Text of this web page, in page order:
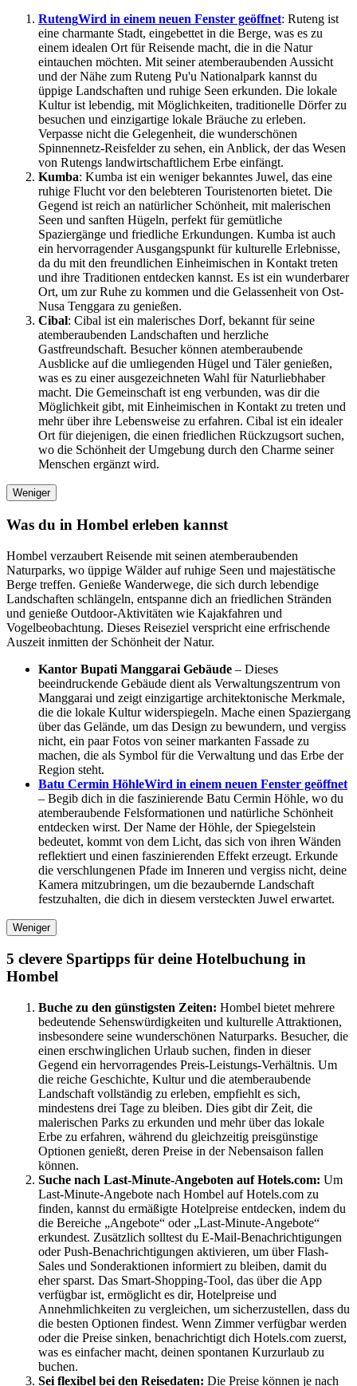
RutengWird in einem neuen Fenster geöffnet: Ruteng ist
eine charmante Stadt, eingebettet in die Berge, was es zu
einem idealen Ort für Reisende macht, die in die Natur
eintauchen möchten. Mit seiner atemberaubenden Aussicht
und der Nähe zum Ruteng Pu'u Nationalpark kannst du
üppige Landschaften und ruhige Seen erkunden. Die lokale
Kultur ist lebendig, mit Möglichkeiten, traditionelle Dörfer zu
besuchen und einzigartige lokale Bräuche zu erleben.
Verpasse nicht die Gelegenheit, die wunderschönen
Spinnennetz-Reisfelder zu sehen, ein Anblick, der das Wesen
von Rutengs landwirtschaftlichem Erbe einfängt.
Kumba: Kumba ist ein weniger bekanntes Juwel, das eine
ruhige Flucht vor den belebteren Touristenorten bietet. Die
Gegend ist reich an natürlicher Schönheit, mit malerischen
Seen und sanften Hügeln, perfekt für gemütliche
Spaziergänge und friedliche Erkundungen. Kumba ist auch
ein hervorragender Ausgangspunkt für kulturelle Erlebnisse,
da du mit den freundlichen Einheimischen in Kontakt treten
und ihre Traditionen entdecken kannst. Es ist ein wunderbarer
Ort, um zur Ruhe zu kommen und die Gelassenheit von Ost-
Nusa Tenggara zu genießen.
Cibal: Cibal ist ein malerisches Dorf, bekannt für seine
atemberaubenden Landschaften und herzliche
Gastfreundschaft. Besucher können atemberaubende
Ausblicke auf die umliegenden Hügel und Täler genießen,
was es zu einer ausgezeichneten Wahl für Naturliebhaber
macht. Die Gemeinschaft ist eng verbunden, was dir die
Möglichkeit gibt, mit Einheimischen in Kontakt zu treten und
mehr über ihre Lebensweise zu erfahren. Cibal ist ein idealer
Ort für diejenigen, die einen friedlichen Rückzugsort suchen,
wo die Schönheit der Umgebung durch den Charme seiner
Menschen ergänzt wird.
Weniger
Was du in Hombel erleben kannst
Hombel verzaubert Reisende mit seinen atemberaubenden
Naturparks, wo üppige Wälder auf ruhige Seen und majestätische
Berge treffen. Genieße Wanderwege, die sich durch lebendige
Landschaften schlängeln, entspanne dich an friedlichen Stränden
und genieße Outdoor-Aktivitäten wie Kajakfahren und
Vogelbeobachtung. Dieses Reiseziel verspricht eine erfrischende
Auszeit inmitten der Schönheit der Natur.
Kantor Bupati Manggarai Gebäude – Dieses
beeindruckende Gebäude dient als Verwaltungszentrum von
Manggarai und zeigt einzigartige architektonische Merkmale,
die die lokale Kultur widerspiegeln. Mache einen Spaziergang
über das Gelände, um das Design zu bewundern, und vergiss
nicht, ein paar Fotos von seiner markanten Fassade zu
machen, die als Symbol für die Verwaltung und das Erbe der
Region steht.
Batu Cermin HöhleWird in einem neuen Fenster geöffnet
– Begib dich in die faszinierende Batu Cermin Höhle, wo du
atemberaubende Felsformationen und natürliche Schönheit
entdecken wirst. Der Name der Höhle, der Spiegelstein
bedeutet, kommt von dem Licht, das sich von ihren Wänden
reflektiert und einen faszinierenden Effekt erzeugt. Erkunde
die verschlungenen Pfade im Inneren und vergiss nicht, deine
Kamera mitzubringen, um die bezaubernde Landschaft
festzuhalten, die dich in diesem versteckten Juwel erwartet.
Weniger
5 clevere Spartipps für deine Hotelbuchung in
Hombel
Buche zu den günstigsten Zeiten: Hombel bietet mehrere
bedeutende Sehenswürdigkeiten und kulturelle Attraktionen,
insbesondere seine wunderschönen Naturparks. Besucher, die
einen erschwinglichen Urlaub suchen, finden in dieser
Gegend ein hervorragendes Preis-Leistungs-Verhältnis. Um
die reiche Geschichte, Kultur und die atemberaubende
Landschaft vollständig zu erleben, empfiehlt es sich,
mindestens drei Tage zu bleiben. Dies gibt dir Zeit, die
malerischen Parks zu erkunden und mehr über das lokale
Erbe zu erfahren, während du gleichzeitig preisgünstige
Optionen genießt, deren Preise in der Nebensaison fallen
können.
Suche nach Last-Minute-Angeboten auf Hotels.com: Um
Last-Minute-Angebote nach Hombel auf Hotels.com zu
finden, kannst du ermäßigte Hotelpreise entdecken, indem du
die Bereiche „Angebote“ oder „Last-Minute-Angebote“
erkundest. Zusätzlich solltest du E-Mail-Benachrichtigungen
oder Push-Benachrichtigungen aktivieren, um über Flash-
Sales und Sonderaktionen informiert zu bleiben, damit du
eher sparst. Das Smart-Shopping-Tool, das über die App
verfügbar ist, ermöglicht es dir, Hotelpreise und
Annehmlichkeiten zu vergleichen, um sicherzustellen, dass du
die besten Optionen findest. Wenn Zimmer verfügbar werden
oder die Preise sinken, benachrichtigt dich Hotels.com zuerst,
was es einfacher macht, deinen spontanen Kurzurlaub zu
buchen.
Sei flexibel bei den Reisedaten: Die Preise können je nach